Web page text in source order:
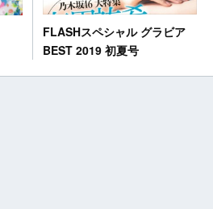
FLASHスペシャル グラビア
BEST 2019 初夏号